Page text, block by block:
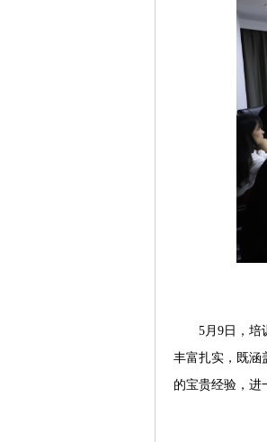
5月9日，培
丰富扎实，既涵
的宝贵经验，进